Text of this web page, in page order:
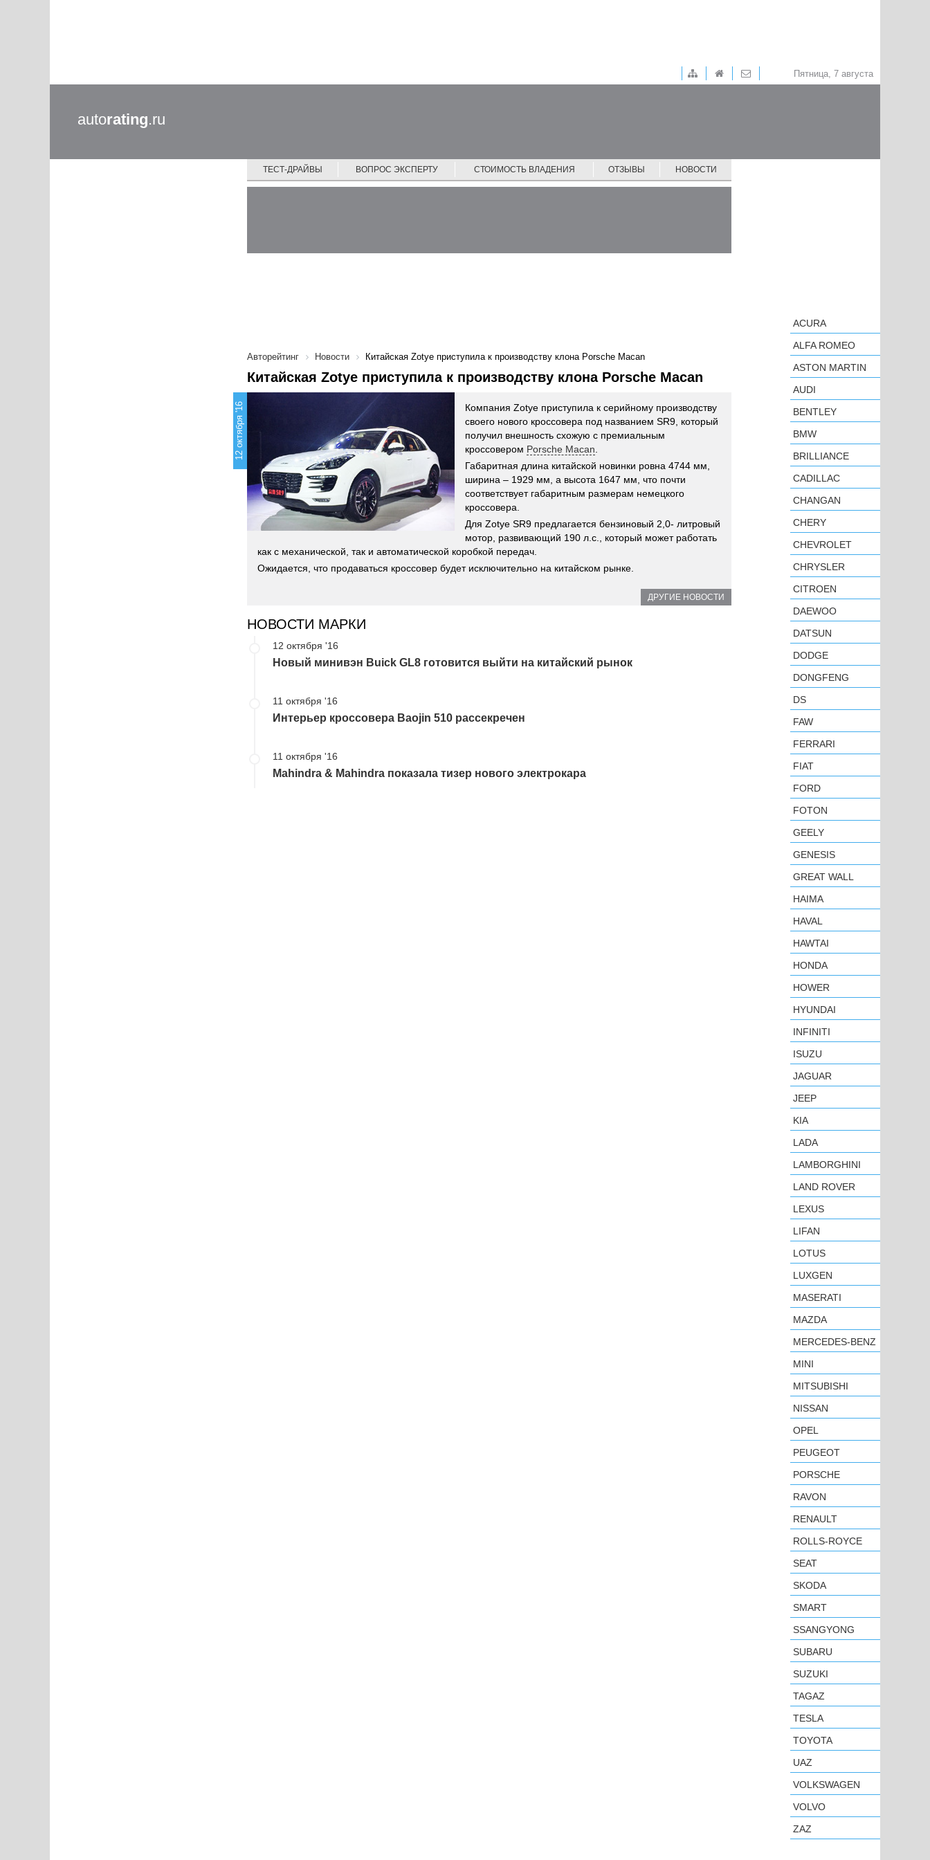
Пятница, 7 августа
autorating.ru
ТЕСТ-ДРАЙВЫ ВОПРОС ЭКСПЕРТУ СТОИМОСТЬ ВЛАДЕНИЯ ОТЗЫВЫ НОВОСТИ
Авторейтинг Новости Китайская Zotye приступила к производству клона Porsche Macan
Китайская Zotye приступила к производству клона Porsche Macan
12 октября '16
Компания Zotye приступила к серийному производству
своего нового кроссовера под названием SR9, который
получил внешность схожую с премиальным
кроссовером Porsche Macan
Габаритная длина китайской новинки ровна 4744 мм,
ширина – 1929 мм, а высота 1647 мм, что почти
соответствует габаритным размерам немецкого
кроссовера.
Для Zotye SR9 предлагается бензиновый 2,0- литровый
мотор, развивающий 190 л.с., который может работать
как с механической, так и автоматической коробкой передач.
Ожидается, что продаваться кроссовер будет исключительно на китайском рынке.
ДРУГИЕ НОВОСТИ
НОВОСТИ МАРКИ
12 октября '16
Новый минивэн Buick GL8 готовится выйти на китайский рынок
11 октября '16
Интерьер кроссовера Baojin 510 рассекречен
11 октября '16
Mahindra & Mahindra показала тизер нового электрокара
ACURA
ALFA ROMEO
ASTON MARTIN
AUDI
BENTLEY
BMW
BRILLIANCE
CADILLAC
CHANGAN
CHERY
CHEVROLET
CHRYSLER
CITROEN
DAEWOO
DATSUN
DODGE
DONGFENG
DS
FAW
FERRARI
FIAT
FORD
FOTON
GEELY
GENESIS
GREAT WALL
HAIMA
HAVAL
HAWTAI
HONDA
HOWER
HYUNDAI
INFINITI
ISUZU
JAGUAR
JEEP
KIA
LADA
LAMBORGHINI
LAND ROVER
LEXUS
LIFAN
LOTUS
LUXGEN
MASERATI
MAZDA
MERCEDES-BENZ
MINI
MITSUBISHI
NISSAN
OPEL
PEUGEOT
PORSCHE
RAVON
RENAULT
ROLLS-ROYCE
SEAT
SKODA
SMART
SSANGYONG
SUBARU
SUZUKI
TAGAZ
TESLA
TOYOTA
UAZ
VOLKSWAGEN
VOLVO
ZAZ